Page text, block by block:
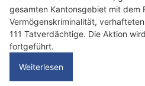
gesamten Kantonsgebiet mit dem
Vermögenskriminalität,
111 Tatverdächtige. Die Aktion
fortgeführt.
Weiterlesen